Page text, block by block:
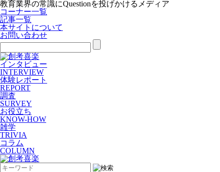
教育業界の常識にQuestionを投げかけるメディア
コーナー一覧
記事一覧
本サイトについて
お問い合わせ
インタビュー
INTERVIEW
体験レポート
REPORT
調査
SURVEY
お役立ち
KNOW-HOW
雑学
TRIVIA
コラム
COLUMN